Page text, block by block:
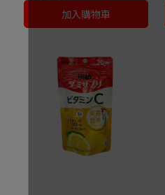
加入購物車